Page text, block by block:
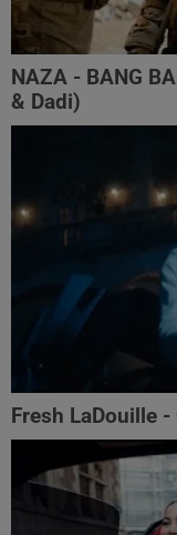
NAZA - BANG
& Dadi)
Fresh LaDouille -